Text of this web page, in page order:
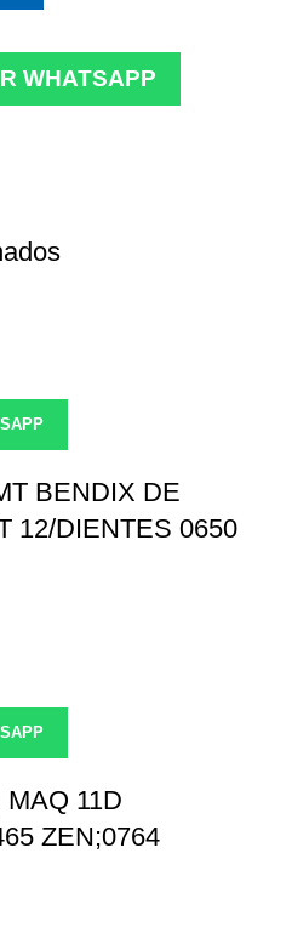
WHATSAPP
BENDIX DE
12/DIENTES 0650
11D
ZEN;0764